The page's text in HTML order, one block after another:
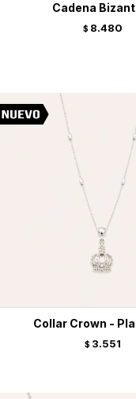
Cadena
$ 8.480
Collar Crown -
$ 3.551